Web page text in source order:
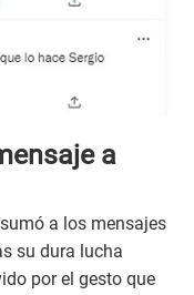
a
a los mensajes
su dura lucha
por el gesto que